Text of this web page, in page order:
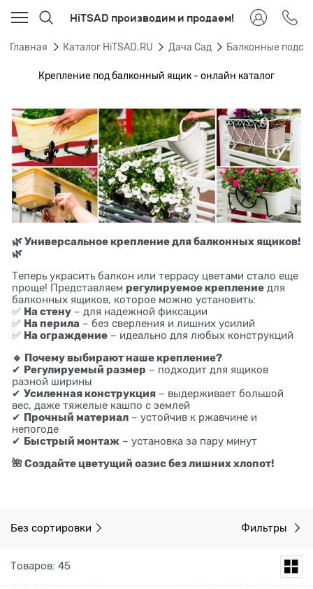
HiTSAD производим и продаем!
Главная Каталог HiTSAD.RU Дача Сад Балконные
Крепление под балконный ящик - онлайн каталог
🌿 Универсальное крепление для балконных ящиков!
🌿
Теперь украсить балкон или террасу цветами стало еще
проще! Представляемрегулируемое крепление для
балконных ящиков, которое можно установить:
✅ На стену – для надежной фиксации
✅ На перила – без сверления и лишних усилий
✅ На ограждение – идеально для любых конструкций
🔹 Почему выбирают наше крепление?
✔ Регулируемый размер – подходит для ящиков
разной ширины
✔Усиленная конструкция – выдерживает большой
вес, даже тяжелые кашпо с землей
✔ Прочный материал – устойчив к ржавчине и
непогоде
✔ Быстрый монтаж – установка за пару минут
🌺 Создайте цветущий оазис без лишних хлопот!
Без сортировки Фильтры
Товаров: 45